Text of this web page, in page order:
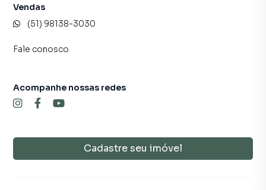
Vendas
(51) 98138-3030
Fale conosco
Cadastre seu imóvel
Acompanhe nossas redes